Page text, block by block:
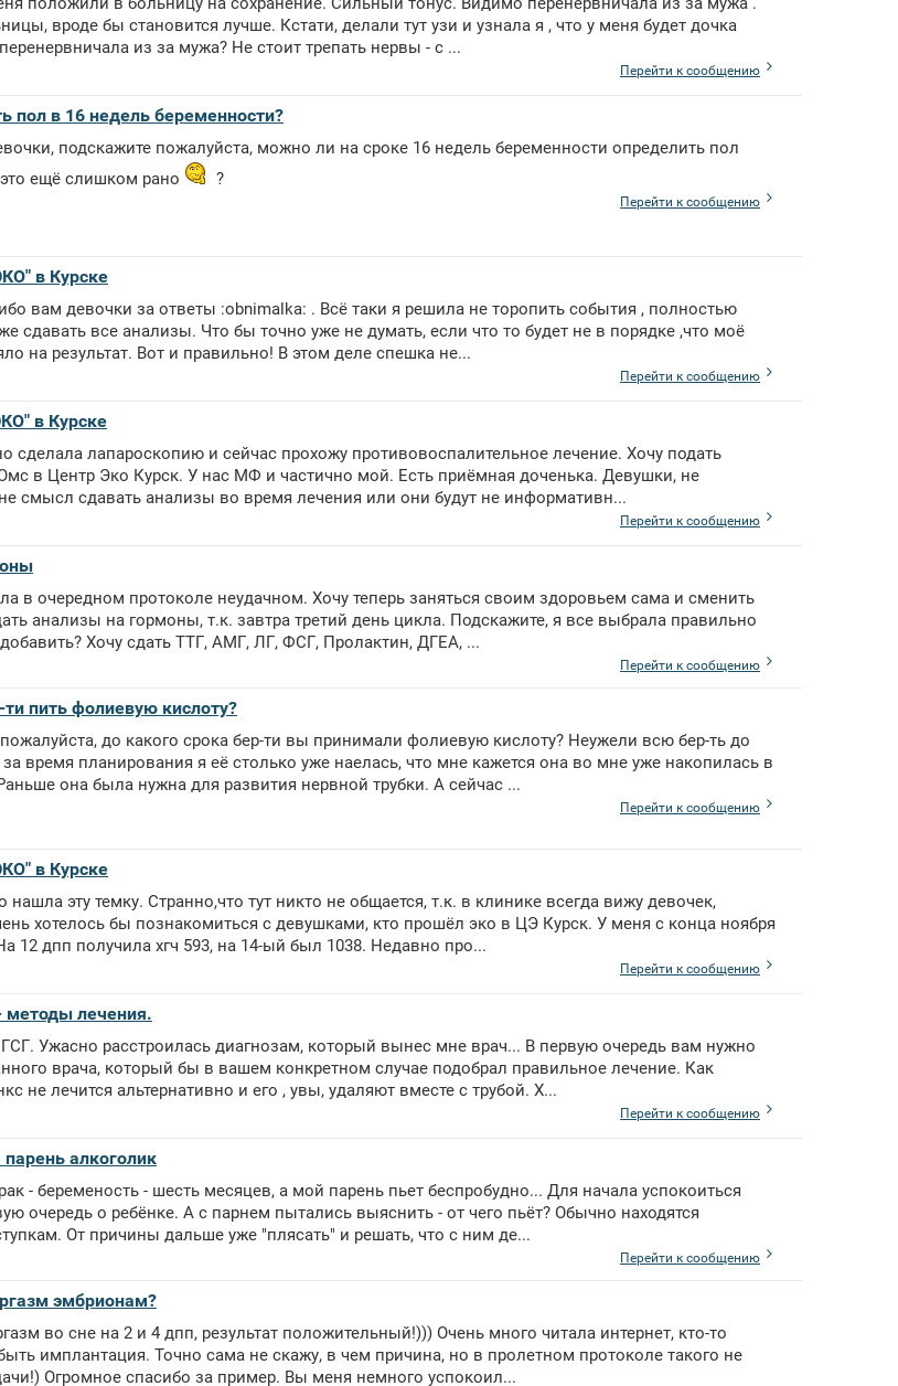
вроде бы становится лучше. Кстати, делали тут узи и узнала я , что у меня будет дочка
из за мужа? Не стоит трепать нервы - с ...
Перейти к сообщению
пол в 16 недель беременности?
подскажите пожалуйста, можно ли на сроке 16 недель беременности определить пол
ещё слишком рано
?
Перейти к сообщению
в Курске
вам девочки за ответы :obnimalka: . Всё таки я решила не торопить события , полностью
сдавать все анализы. Что бы точно уже не думать, если что то будет не в порядке ,что моё
на результат. Вот и правильно! В этом деле спешка не...
Перейти к сообщению
в Курске
сделала лапароскопию и сейчас прохожу противовоспалительное лечение. Хочу подать
в Центр Эко Курск. У нас МФ и частично мой. Есть приёмная доченька. Девушки, не
смысл сдавать анализы во время лечения или они будут не информативн...
Перейти к сообщению
в очередном протоколе неудачном. Хочу теперь заняться своим здоровьем сама и сменить
анализы на гормоны, т.к. завтра третий день цикла. Подскажите, я все выбрала правильно
Хочу сдать ТТГ, АМГ, ЛГ, ФСГ, Пролактин, ДГЕА, ...
Перейти к сообщению
пить фолиевую кислоту?
до какого срока бер-ти вы принимали фолиевую кислоту? Неужели всю бер-ть до
время планирования я её столько уже наелась, что мне кажется она во мне уже накопилась в
она была нужна для развития нервной трубки. А сейчас ...
Перейти к сообщению
в Курске
нашла эту темку. Странно,что тут никто не общается, т.к. в клинике всегда вижу девочек,
хотелось бы познакомиться с девушками, кто прошёл эко в ЦЭ Курск. У меня с конца ноября
12 дпп получила хгч 593, на 14-ый был 1038. Недавно про...
Перейти к сообщению
методы лечения.
Ужасно расстроилась диагнозам, который вынес мне врач... В первую очередь вам нужно
врача, который бы в вашем конкретном случае подобрал правильное лечение. Как
не лечится альтернативно и его , увы, удаляют вместе с трубой. Х...
Перейти к сообщению
алкоголик
- беременость - шесть месяцев, а мой парень пьет беспробудно... Для начала успокоиться
очередь о ребёнке. А с парнем пытались выяснить - от чего пьёт? Обычно находятся
От причины дальше уже "плясать" и решать, что с ним де...
Перейти к сообщению
эмбрионам?
во сне на 2 и 4 дпп, результат положительный!))) Очень много читала интернет, кто-то
имплантация. Точно сама не скажу, в чем причина, но в пролетном протоколе такого не
Огромное спасибо за пример. Вы меня немного успокоил...